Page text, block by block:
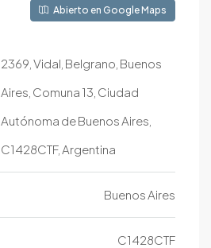
Abierto en Google Maps
2369, Vidal, Belgrano, Buenos
Aires, Comuna 13, Ciudad
Autónoma de Buenos Aires,
C1428CTF, Argentina
Buenos Aires
C1428CTF